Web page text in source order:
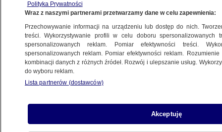
zaufania"
15.10.2015, 11:51
Udostępnij
Polityka Prywatności
Wraz z naszymi partnerami przetwarzamy dane w celu zapewnienia:
Przechowywanie informacji na urządzeniu lub dostęp do nich.
treści. Wykorzystywanie profili w celu doboru spersonalizowanych
spersonalizowanych reklam. Pomiar efektywności treści.
spersonalizowanych reklam. Pomiar efektywności reklam.
kombinacji danych z różnych źródeł. Rozwój i ulepszanie usług.
do wyboru reklam.
Lista partnerów (dostawców)
Akceptuję